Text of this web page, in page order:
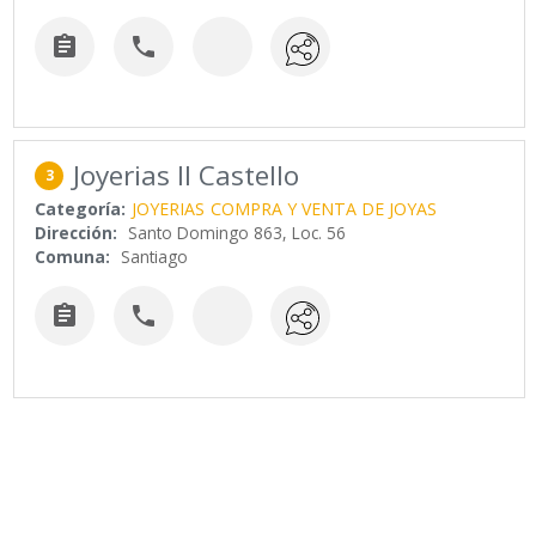
 
3 Joyerias Il Castello
Categoría: JOYERIAS COMPRA Y VENTA DE JOYAS
Dirección: Santo Domingo 863, Loc. 56
Comuna: Santiago
 